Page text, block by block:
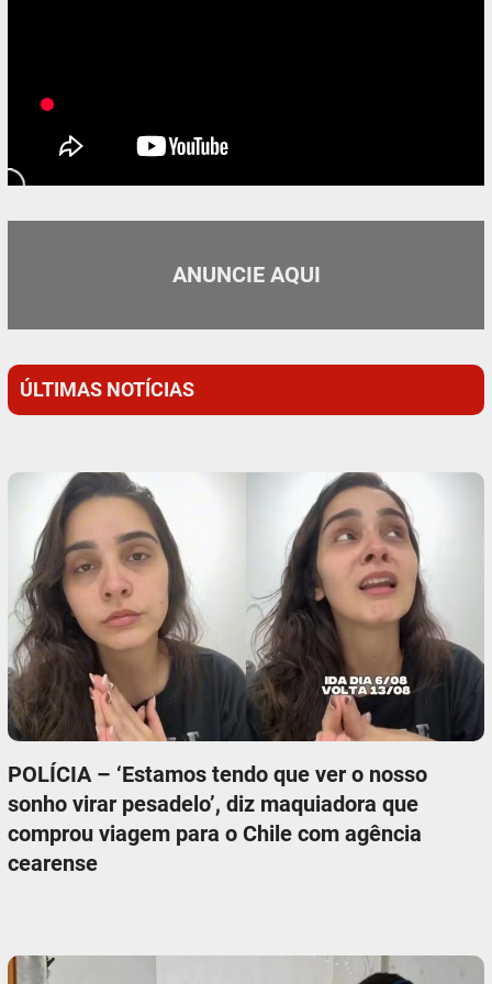
ANUNCIE AQUI
ÚLTIMAS NOTÍCIAS
POLÍCIA – ‘Estamos tendo que ver o nosso
sonho virar pesadelo’, diz maquiadora que
comprou viagem para o Chile com agência
cearense